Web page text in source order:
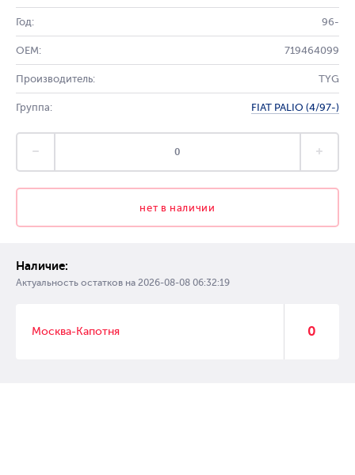
Год: 96-
OEM: 719464099
Производитель: TYG
Группа: FIAT PALIO (4/97-)
нет в наличии
Наличие:
Актуальность остатков на 2026-08-08 06:32:19
Москва-Капотня 0